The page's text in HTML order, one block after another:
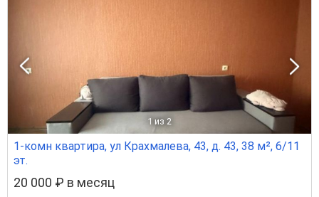
1 из 2
1-комн квартира, ул Крахмалева, 43, д. 43, 38 м², 6/11
эт.
20 000 ₽ в месяц